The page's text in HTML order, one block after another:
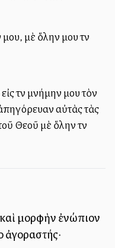
μου, μὲ ὅλην μου τὴν
τὴν μνήμην μου τὸν
αὐτὰς τὰς
Θεοῦ μὲ ὅλην τὴν
μορφὴν ἐνώπιον